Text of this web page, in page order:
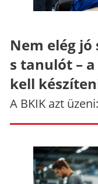
Nem elég jó
s tanulót –
kell
A BKIK azt